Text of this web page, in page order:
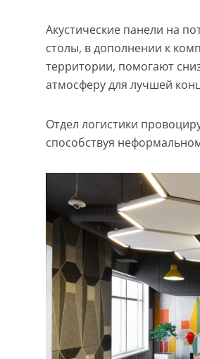
Акустические панели на
столы, в дополнении к
территории, помогают
атмосферу для лучшей
Отдел логистики
способствуя